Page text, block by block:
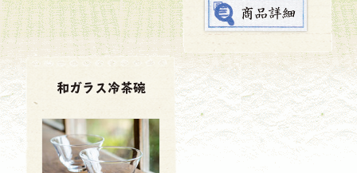
和ガラス冷茶碗